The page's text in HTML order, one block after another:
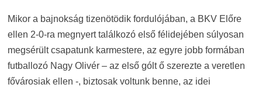
Mikor a bajnokság tizenötödik fordulójában, a BKV Előre
ellen 2-0-ra megnyert találkozó első félidejében súlyosan
megsérült csapatunk karmestere, az egyre jobb formában
futballozó Nagy Olivér – az első gólt ő szerezte a veretlen
fővárosiak ellen -, biztosak voltunk benne, az idei